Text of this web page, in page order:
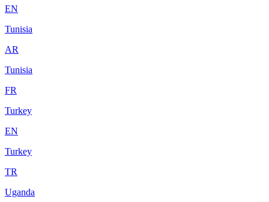
EN
Tunisia
AR
Tunisia
FR
Turkey
EN
Turkey
TR
Uganda